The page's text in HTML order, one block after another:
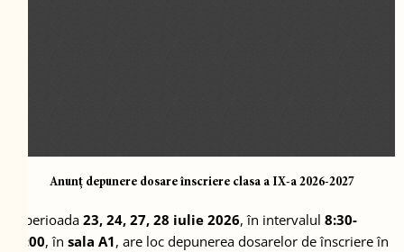
Anunț depunere dosare înscriere clasa a IX-a 2026-2027
În perioada 23, 24, 27, 28 iulie 2026, în intervalul 8:30-
13:00, în sala A1, are loc depunerea dosarelor de înscriere în